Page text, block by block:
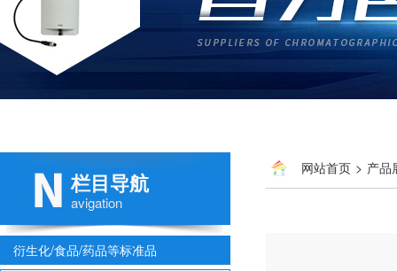
栏目导航
avigation
衍生化/食品/药品等标准品
网站首页 > 产品